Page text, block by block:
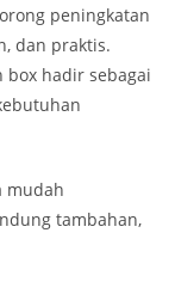
peningkatan
dan praktis.
box hadir sebagai
mudah
tambahan,